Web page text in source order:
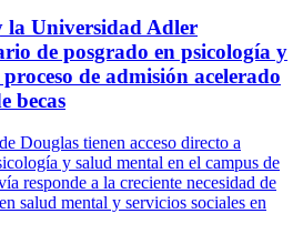
la Universidad Adler
de posgrado en psicología y
de admisión acelerado
becas
Douglas tienen acceso directo a
y salud mental en el campus de
responde a la creciente necesidad de
salud mental y servicios sociales en